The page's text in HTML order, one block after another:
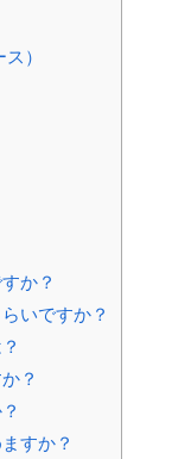
）
か？
いですか？
？
すか？